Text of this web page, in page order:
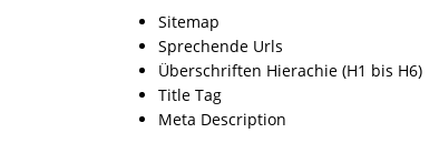
Sitemap
Sprechende Urls
Überschriften Hierachie (H1 bis H6)
Title Tag
Meta Description